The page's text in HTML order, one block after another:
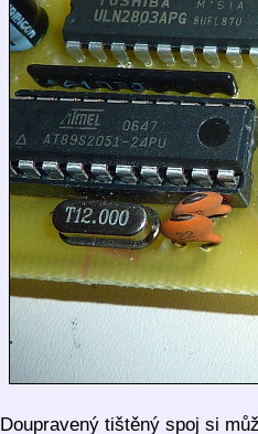
Doupravený tištěný spoj si